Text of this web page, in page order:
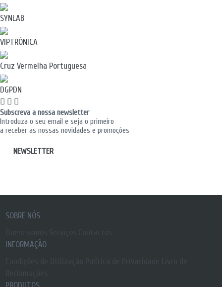
SYNLAB
VIPTRÓNICA
Cruz Vermelha Portuguesa
DGPDN
Subscreva a nossa newsletter
Introduza o seu email e seja o primeiro
a receber as nossas novidades e promoções
NEWSLETTER
SOBRE NÓS
INFORMAÇÃO